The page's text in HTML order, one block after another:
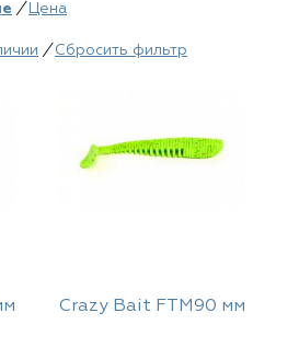
/ Цена
/ Сбросить фильтр
Crazy Bait FTM90 мм